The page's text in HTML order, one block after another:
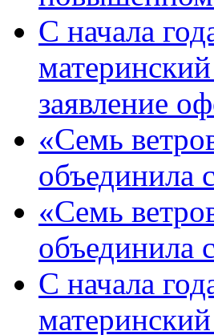
С начала
заявление
«Семь
объединила
«Семь
объединила
С начала